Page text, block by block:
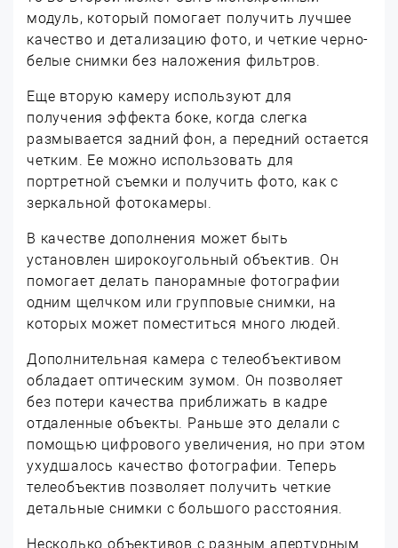
модуль, который помогает получить лучшее
качество и детализацию фото, и четкие черно-
белые снимки без наложения фильтров.
Еще вторую камеру используют для
получения эффекта боке, когда слегка
размывается задний фон, а передний остается
четким. Ее можно использовать для
портретной съемки и получить фото, как с
зеркальной фотокамеры.
В качестве дополнения может быть
установлен широкоугольный объектив. Он
помогает делать панорамные фотографии
одним щелчком или групповые снимки, на
которых может поместиться много людей.
Дополнительная камера с телеобъективом
обладает оптическим зумом. Он позволяет
без потери качества приближать в кадре
отдаленные объекты. Раньше это делали с
помощью цифрового увеличения, но при этом
ухудшалось качество фотографии. Теперь
телеобъектив позволяет получить четкие
детальные снимки с большого расстояния.
Несколько объективов с разным апертурным